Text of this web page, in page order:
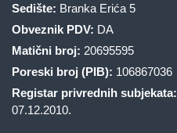
Sedište: Branka Erića 5
Obveznik PDV: DA
Matični broj: 20695595
Poreski broj (PIB): 106867036
Registar privrednih subjekata:
07.12.2010.